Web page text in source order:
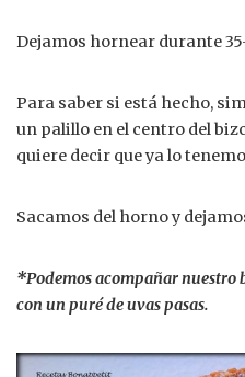
Dejamos hornear durante
Para saber si está hecho,
un palillo en el centro del
quiere decir que ya lo
Sacamos del horno y
*Podemos acompañar nuestro
con un puré de uvas pasas.